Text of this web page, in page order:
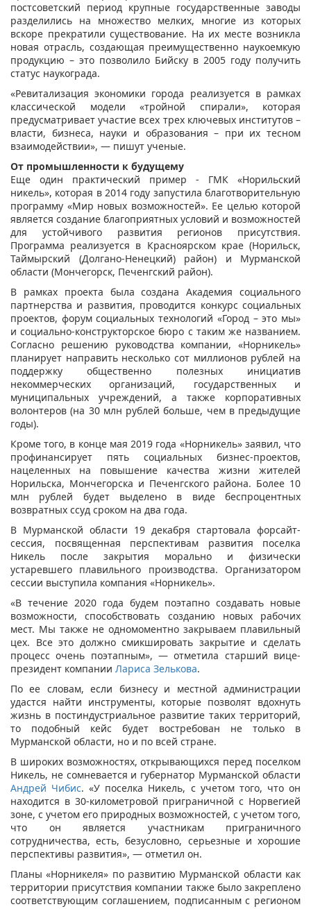
постсоветский период крупные государственные заводы
разделились на множество мелких, многие из которых
вскоре прекратили существование. На их месте возникла
новая отрасль, создающая преимущественно наукоемкую
продукцию – это позволило Бийску в 2005 году получить
статус наукограда.
«Ревитализация экономики города реализуется в рамках
классической модели «тройной спирали», которая
предусматривает участие всех трех ключевых институтов –
власти, бизнеса, науки и образования – при их тесном
взаимодействии», — пишут ученые.
От промышленности к будущему
Еще один практический пример - ГМК «Норильский
никель», которая в 2014 году запустила благотворительную
программу «Мир новых возможностей». Ее целью которой
является создание благоприятных условий и возможностей
для устойчивого развития регионов присутствия.
Программа реализуется в Красноярском крае (Норильск,
Таймырский (Долгано-Ненецкий) район) и Мурманской
области (Мончегорск, Печенгский район).
В рамках проекта была создана Академия социального
партнерства и развития, проводится конкурс социальных
проектов, форум социальных технологий «Город – это мы»
и социально-конструкторское бюро с таким же названием.
Согласно решению руководства компании, «Норникель»
планирует направить несколько сот миллионов рублей на
поддержку общественно полезных инициатив
некоммерческих организаций, государственных и
муниципальных учреждений, а также корпоративных
волонтеров (на 30 млн рублей больше, чем в предыдущие
годы).
Кроме того, в конце мая 2019 года «Норникель» заявил, что
профинансирует пять социальных бизнес-проектов,
нацеленных на повышение качества жизни жителей
Норильска, Мончегорска и Печенгского района. Более 10
млн рублей будет выделено в виде беспроцентных
возвратных ссуд сроком на два года.
В Мурманской области 19 декабря стартовала форсайт-
сессия, посвященная перспективам развития поселка
Никель после закрытия морально и физически
устаревшего плавильного производства. Организатором
сессии выступила компания «Норникель».
«В течение 2020 года будем поэтапно создавать новые
возможности, способствовать созданию новых рабочих
мест. Мы также не одномоментно закрываем плавильный
цех. Все это должно смикшировать закрытие и сделать
процесс очень поэтапным», — отметила старший вице-
президент компании Лариса Зелькова.
По ее словам, если бизнесу и местной администрации
удастся найти инструменты, которые позволят вдохнуть
жизнь в постиндустриальное развитие таких территорий,
то подобный кейс будет востребован не только в
Мурманской области, но и по всей стране.
В широких возможностях, открывающихся перед поселком
Никель, не сомневается и губернатор Мурманской области
Андрей Чибис. «У поселка Никель, с учетом того, что он
находится в 30-километровой приграничной с Норвегией
зоне, с учетом его природных возможностей, с учетом того,
что он является участникам приграничного
сотрудничества, есть, безусловно, серьезные и хорошие
перспективы развития», — отметил он.
Планы «Норникеля» по развитию Мурманской области как
территории присутствия компании также было закреплено
соответствующим соглашением, подписанным с регионом